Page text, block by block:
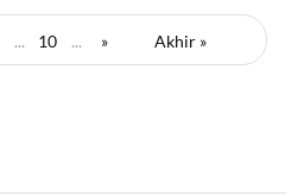
... 10 ... » Akhir »